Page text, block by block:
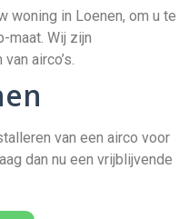
woning in Loenen, om u te
maat. Wij zijn
airco’s.
van een airco voor
dan nu een vrijblijvende